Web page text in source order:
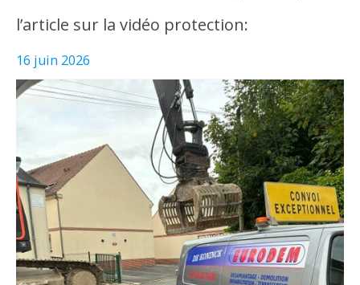
l’article sur la vidéo protection:
16 juin 2026